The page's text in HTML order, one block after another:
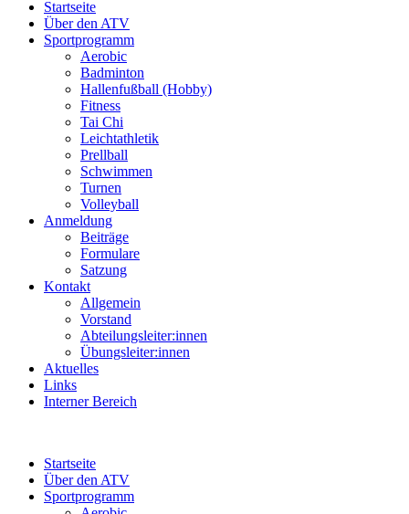
Startseite
Über den ATV
Sportprogramm
Aerobic
Badminton
Hallenfußball (Hobby)
Fitness
Tai Chi
Leichtathletik
Prellball
Schwimmen
Turnen
Volleyball
Anmeldung
Beiträge
Formulare
Satzung
Kontakt
Allgemein
Vorstand
Abteilungsleiter:innen
Übungsleiter:innen
Aktuelles
Links
Interner Bereich
Startseite
Über den ATV
Sportprogramm